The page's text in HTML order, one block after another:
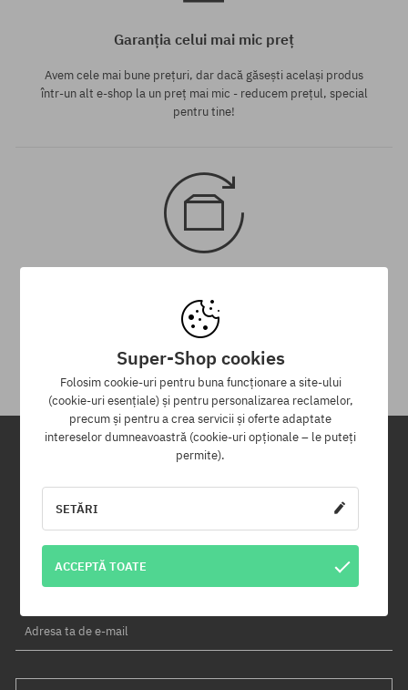
Garanția celui mai mic preț
Avem cele mai bune prețuri, dar dacă găsești același produs
într-un alt e-shop la un preț mai mic - reducem prețul, special
pentru tine!
Pentru returnarea produsului ai la dispoziție 30 zile de la data
Newsletter
În plus, vei primi un cod de reducere de -5% pentru întreaga
Adresa ta de e-mail
Super-Shop cookies
Folosim cookie-uri pentru buna funcționare a site-ului
(cookie-uri esențiale) și pentru personalizarea reclamelor,
precum și pentru a crea servicii și oferte adaptate
intereselor dumneavoastră (cookie-uri opționale – le puteți
permite).
SETĂRI
ACCEPTĂ TOATE